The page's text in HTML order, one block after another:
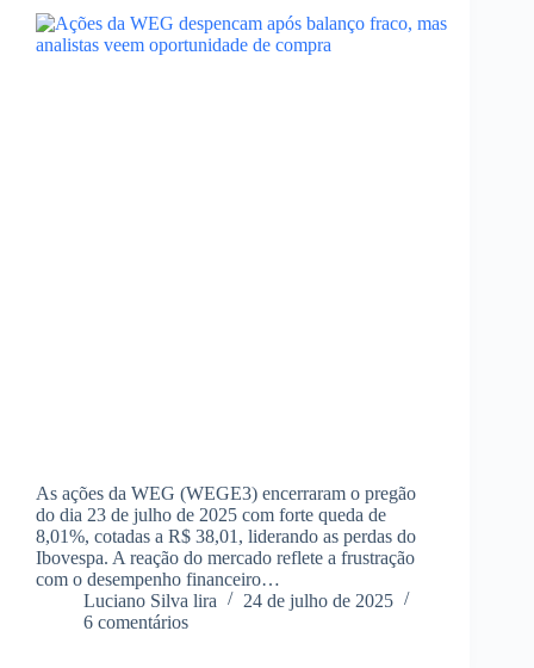
As ações da WEG (WEGE3) encerraram o pregão
do dia 23 de julho de 2025 com forte queda de
8,01%, cotadas a R$ 38,01, liderando as perdas do
Ibovespa. A reação do mercado reflete a frustração
com o desempenho financeiro…
Luciano Silva lira
24 de julho de 2025
6 comentários